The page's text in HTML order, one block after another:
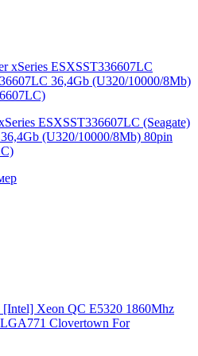
ESXSST336607LC (Seagate)
(U320/10000/8Mb) 80pin